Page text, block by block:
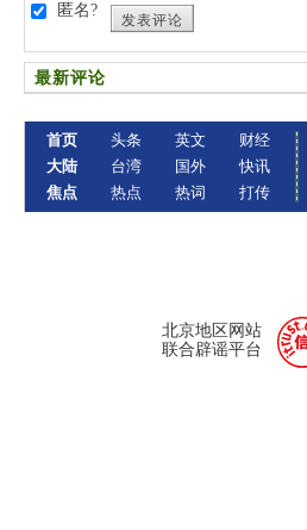
匿名?
发表评论
最新评论
首页
大陆
焦点
头条
台湾
热点
英文
国外
热词
财经
快讯
打传
北京地区网站
联合辟谣平台